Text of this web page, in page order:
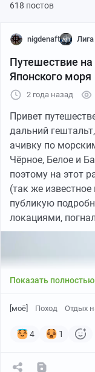
618 постов
nigdenaft
Путешествие
Японского моря
2 года назад
Привет
дальний
ачивку по
Чёрное, Белое и
поэтому на этот
(так же
публикую
локациями,
Показать полностью
[моё] Поход Отдых
4 1